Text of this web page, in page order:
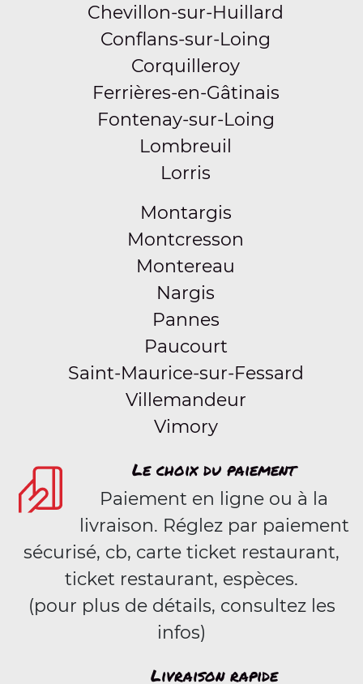
Chevillon-sur-Huillard
Conflans-sur-Loing
Corquilleroy
Ferrières-en-Gâtinais
Fontenay-sur-Loing
Lombreuil
Lorris
Montargis
Montcresson
Montereau
Nargis
Pannes
Paucourt
Saint-Maurice-sur-Fessard
Villemandeur
Vimory
Le choix du paiement
Paiement en ligne ou à la
livraison. Réglez par paiement
sécurisé, cb, carte ticket restaurant,
ticket restaurant, espèces.
(pour plus de détails, consultez les
infos)
Livraison rapide